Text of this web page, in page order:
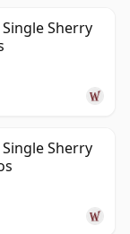
Sherry
Sherry